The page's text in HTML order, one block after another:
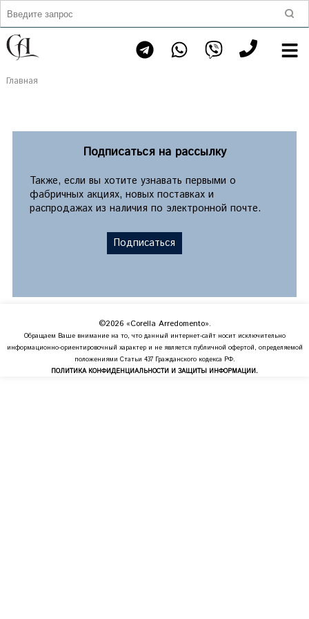
Главная
Подписаться на рассылку
Также, если вы хотите узнавать первыми о
фабричных акциях, новых поставках и
распродажах из наличия по электронной почте.
Подписаться
©2026 «Corella Arredomento».
Обращаем Ваше внимание на то, что данный интернет-сайт носит исключительно
информационно-ориентировочный характер и не является публичной офертой, определяемой
положениями Статьи 437 Гражданского кодекса РФ.
ПОЛИТИКА КОНФИДЕНЦИАЛЬНОСТИ И ЗАЩИТЫ ИНФОРМАЦИИ.